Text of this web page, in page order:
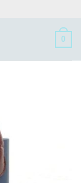
0